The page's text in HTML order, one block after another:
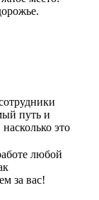
путь и
это
любой
за вас!